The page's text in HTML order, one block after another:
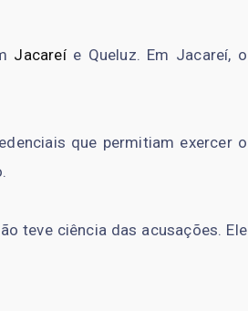
Jacareíe Queluz. Em Jacareí, o
que permitiam exercer o
teve ciência das acusações. Ele